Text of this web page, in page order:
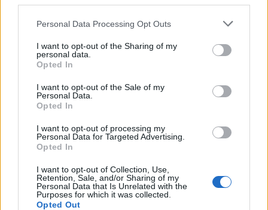
Please note that this website/app uses one or more Google
not limited to your visit or usage behaviour. You may click to
grant or deny consent to Google and its third-party tags to
use your data for below specified purposes in below Google
consent section.
Personal Data Processing Opt Outs
I want to opt-out of the Sharing of my
personal data.
Opted In
I want to opt-out of the Sale of my
Personal Data.
Opted In
I want to opt-out of processing my
Personal Data for Targeted Advertising.
Opted In
I want to opt-out of Collection, Use,
Retention, Sale, and/or Sharing of my
Personal Data that Is Unrelated with the
Purposes for which it was collected.
Opted Out
NapiApp•2018. július 03.
Vidó Dániel ismét előállt egy játékkal, korábban már
teszteltünk tőle mobilos játékot. Most egy képes
kvízt tett az virtuális asztalra.